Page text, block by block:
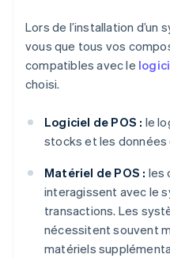
Lors de l’installation d’un
vous que tous vos
compatibles avec le
choisi.
Logiciel de POS : le
stocks et les données
Matériel de POS : les
interagissent avec le
transactions. Les
nécessitent souvent
matériels